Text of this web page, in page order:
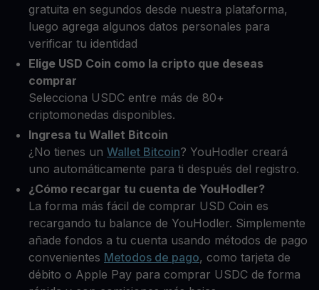
gratuita en segundos desde nuestra plataforma,
luego agrega algunos datos personales para
verificar tu identidad
Elige USD Coin como la cripto que deseas
comprar
Selecciona USDC entre más de 80+
criptomonedas disponibles.
Ingresa tu Wallet Bitcoin
¿No tienes un Wallet Bitcoin? YouHodler creará
uno automáticamente para ti después del registro.
¿Cómo recargar tu cuenta de YouHodler?
La forma más fácil de comprar USD Coin es
recargando tu balance de YouHodler. Simplemente
añade fondos a tu cuenta usando métodos de pago
convenientes Metodos de pago, como tarjeta de
débito o Apple Pay para comprar USDC de forma